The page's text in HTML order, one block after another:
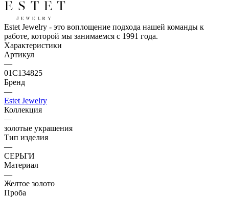
Estet Jewelry - это воплощение подхода нашей команды к
работе, которой мы занимаемся с 1991 года.
Характеристики
Артикул
—
01С134825
Бренд
—
Estet Jewelry
Коллекция
—
золотые украшения
Тип изделия
—
СЕРЬГИ
Материал
—
Желтое золото
Проба